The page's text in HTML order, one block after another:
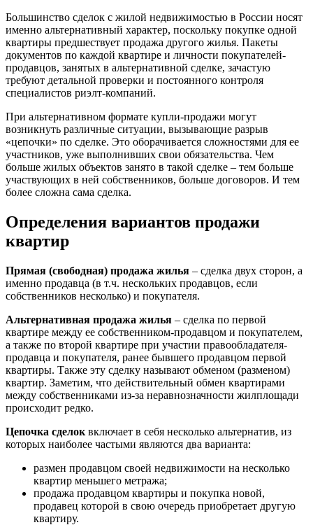
Большинство сделок с жилой недвижимостью в России носят
именно альтернативный характер, поскольку покупке одной
квартиры предшествует продажа другого жилья. Пакеты
документов по каждой квартире и личности покупателей-
продавцов, занятых в альтернативной сделке, зачастую
требуют детальной проверки и постоянного контроля
специалистов риэлт-компаний.
При альтернативном формате купли-продажи могут
возникнуть различные ситуации, вызывающие разрыв
«цепочки» по сделке. Это оборачивается сложностями для ее
участников, уже выполнивших свои обязательства. Чем
больше жилых объектов занято в такой сделке – тем больше
участвующих в ней собственников, больше договоров. И тем
более сложна сама сделка.
Определения вариантов продажи
квартир
Прямая (свободная) продажа жилья – сделка двух сторон, а
именно продавца (в т.ч. нескольких продавцов, если
собственников несколько) и покупателя.
Альтернативная продажа жилья – сделка по первой
квартире между ее собственником-продавцом и покупателем,
а также по второй квартире при участии правообладателя-
продавца и покупателя, ранее бывшего продавцом первой
квартиры. Также эту сделку называют обменом (разменом)
квартир. Заметим, что действительный обмен квартирами
между собственниками из-за неравнозначности жилплощади
происходит редко.
Цепочка сделок включает в себя несколько альтернатив, из
которых наиболее частыми являются два варианта:
размен продавцом своей недвижимости на несколько
квартир меньшего метража;
продажа продавцом квартиры и покупка новой,
продавец которой в свою очередь приобретает другую
квартиру.